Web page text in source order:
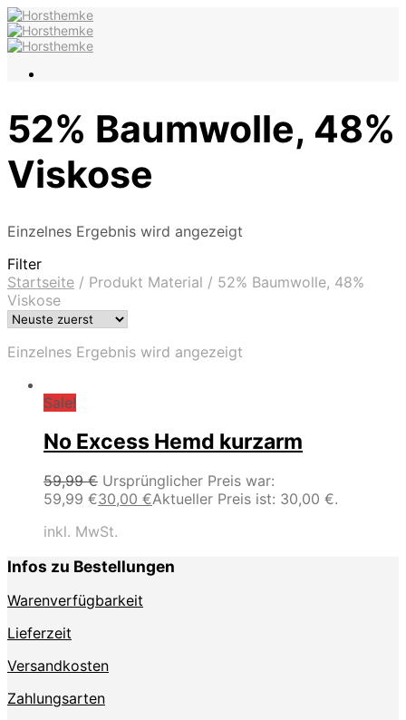
52% Baumwolle, 48%
Viskose
Einzelnes Ergebnis wird angezeigt
Filter
Startseite / Produkt Material / 52% Baumwolle, 48%
Viskose
Einzelnes Ergebnis wird angezeigt
Sale!
No Excess Hemd kurzarm
59,99€ Ursprünglicher Preis war:
59,99 €30,00 €Aktueller Preis ist: 30,00 €.
inkl. MwSt.
Infos zu Bestellungen
Warenverfügbarkeit
Lieferzeit
Versandkosten
Zahlungsarten